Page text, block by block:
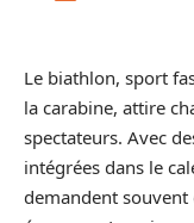
Le biathlon, sport
la carabine, attire
spectateurs. Avec
intégrées dans le
demandent